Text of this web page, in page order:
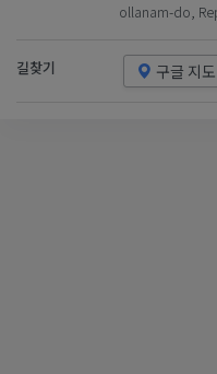
ollanam-do,
길찾기 구글 지도